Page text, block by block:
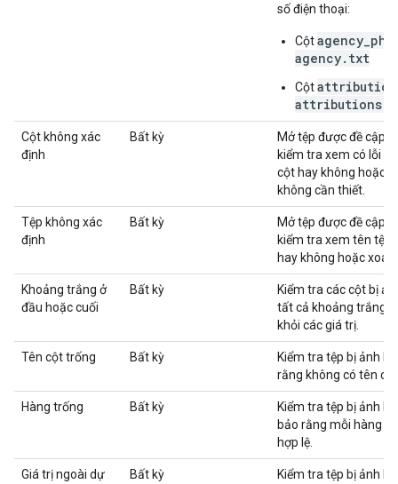
số điện thoại:
Cột
agency.txt
Cột
Cột không xác
định
Bất kỳ
Mở tệp được đề cập
kiểm tra xem có lỗi
cột hay không hoặc
không cần thiết.
Tệp không xác
định
Bất kỳ
Mở tệp được đề cập
kiểm tra xem tên tệp
hay không hoặc xoá
Khoảng trắng ở
đầu hoặc cuối
Bất kỳ
Kiểm tra các cột bị
tất cả khoảng trắng
khỏi các giá trị.
Tên cột trống Bất kỳ
Kiểm tra tệp bị ảnh
rằng không có tên
Hàng trống Bất kỳ
Kiểm tra tệp bị ảnh
bảo rằng mỗi hàng
hợp lệ.
Giá trị ngoài dự
Bất kỳ
Kiểm tra tệp bị ảnh